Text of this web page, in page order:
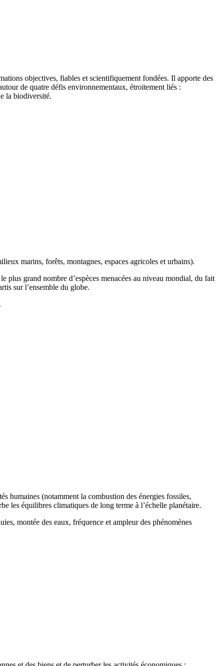
objectives, fiables et scientifiquement fondées. Il apporte des
de quatre défis environnementaux, étroitement liés :
la biodiversité.
marins, forêts, montagnes, espaces agricoles et urbains).
plus grand nombre d’espèces menacées au niveau mondial, du fait
sur l’ensemble du globe.
humaines (notamment la combustion des énergies fossiles,
les équilibres climatiques de long terme à l’échelle planétaire.
montée des eaux, fréquence et ampleur des phénomènes